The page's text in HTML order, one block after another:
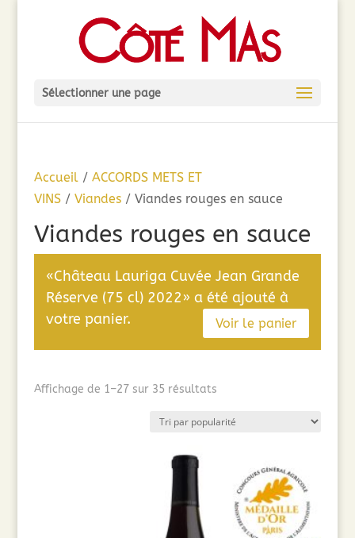
Sélectionner une page
Accueil/ ACCORDS METS ET
VINS/ Viandes/ Viandes rouges en sauce
Viandes rouges en sauce
«Château Lauriga Cuvée Jean Grande
Réserve (75 cl) 2022» a été ajouté à
votre panier.
Voir le panier
Affichage de 1–27 sur 35 résultatsTrié